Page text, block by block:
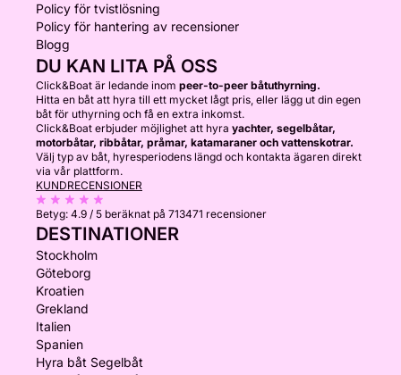
Policy för tvistlösning
Policy för hantering av recensioner
Blogg
DU KAN LITA PÅ OSS
Click&Boat är ledande inom peer-to-peer båtuthyrning.
Hitta en båt att hyra till ett mycket lågt pris, eller lägg ut din egen
båt för uthyrning och få en extra inkomst.
Click&Boat erbjuder möjlighet att hyra yachter, segelbåtar,
motorbåtar, ribbåtar, pråmar, katamaraner och vattenskotrar.
Välj typ av båt, hyresperiodens längd och kontakta ägaren direkt
via vår plattform.
KUNDRECENSIONER
Betyg: 4.9 / 5 beräknat på 713471 recensioner
DESTINATIONER
Stockholm
Göteborg
Kroatien
Grekland
Italien
Spanien
Hyra båt Segelbåt